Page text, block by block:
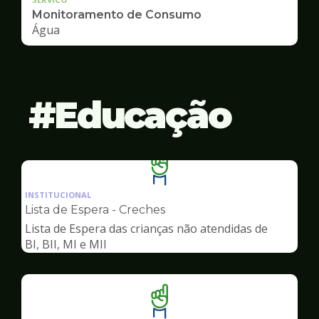
Monitoramento de Consumo
Água
Educação
Ilustração
da
pagina
Educação
INSTITUCIONAL
Lista de Espera - Creches
Lista de Espera das crianças não atendidas de
BI, BII, MI e MII
Ilustração